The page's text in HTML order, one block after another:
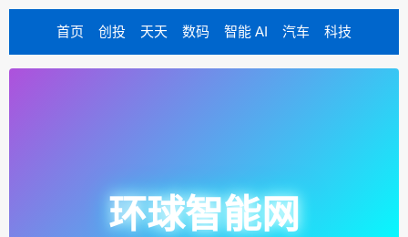
首页 创投 天天 数码 智能 AI 汽车 科技
环球智能网